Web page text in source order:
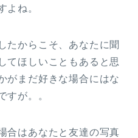
よね。
たからこそ、あなたに聞
てほしいこともあると思
がまだ好きな場合にはな
すが。。
合はあなたと友達の写真